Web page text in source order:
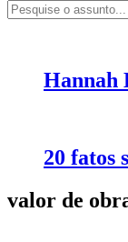
Hannah
20 fatos
valor de